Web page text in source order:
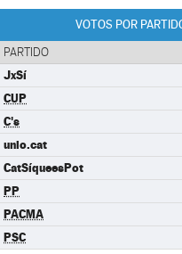
VOTOS POR
PARTIDO
JxSí
CUP
C's
unio.cat
CatSíqueesPot
PP
PACMA
PSC